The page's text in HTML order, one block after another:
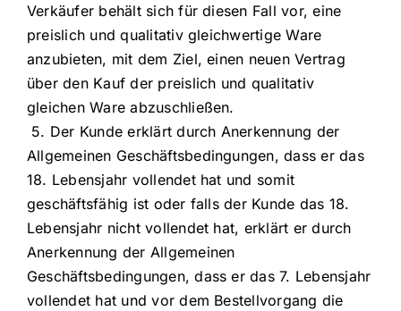
Verkäufer behält sich für diesen Fall vor, eine
preislich und qualitativ gleichwertige Ware
anzubieten, mit dem Ziel, einen neuen Vertrag
über den Kauf der preislich und qualitativ
gleichen Ware abzuschließen.
5. Der Kunde erklärt durch Anerkennung der
Allgemeinen Geschäftsbedingungen, dass er das
18. Lebensjahr vollendet hat und somit
geschäftsfähig ist oder falls der Kunde das 18.
Lebensjahr nicht vollendet hat, erklärt er durch
Anerkennung der Allgemeinen
Geschäftsbedingungen, dass er das 7. Lebensjahr
vollendet hat und vor dem Bestellvorgang die